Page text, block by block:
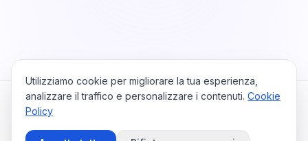
Utilizziamo cookie per migliorare la tua esperienza,
analizzare il traffico e personalizzare i contenuti. Cookie
Policy